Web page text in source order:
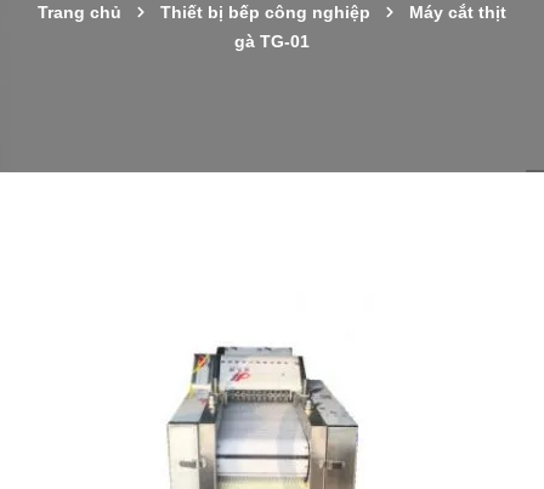
Trang chủ Thiết bị bếp công nghiệp
Máy cắt thịt
gà TG-01